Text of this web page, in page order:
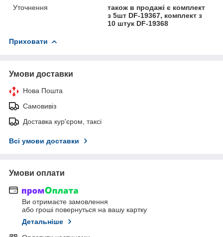
Уточнення
також в продажі є комплект
з 5шт DF-19367, комплект з
10 штук DF-19368
Приховати
Умови доставки
Нова Пошта
Самовивіз
Доставка кур'єром, таксі
Всі умови доставки
Умови оплати
Ви отримаєте замовлення
або гроші повернуться на вашу картку
Детальніше